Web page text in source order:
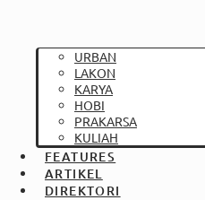
URBAN
LAKON
KARYA
HOBI
PRAKARSA
KULIAH
FEATURES
ARTIKEL
DIREKTORI